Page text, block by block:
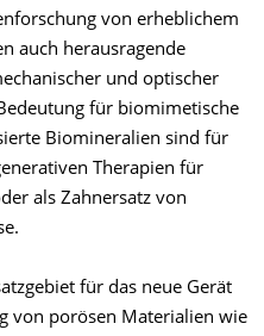
von erheblichem
auch herausragende
und optischer
für biomimetische
Biomineralien sind für
Therapien für
als Zahnersatz von
für das neue Gerät
von porösen Materialien wie